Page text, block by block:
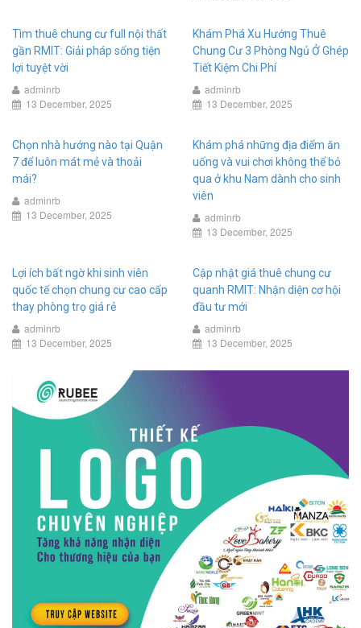
Tìm thuê chung cư full nội thất
gần RMIT: Giải pháp sống tiện
lợi tuyệt vời
adminrb
13 December, 2025
Khám Phá Xu Hướng Thuê
Chung Cư 3 Phòng Ngủ Ở Ghép
Tiết Kiệm Chi Phí
adminrb
13 December, 2025
Chọn nhà hướng nào tại Quận
7 để luôn mát mẻ và thoải
mái?
adminrb
13 December, 2025
Khám phá những địa điểm ăn
uống và vui chơi không thể bỏ
qua ở khu Nam dành cho sinh
viên
adminrb
13 December, 2025
Lợi ích bất ngờ khi sinh viên
quốc tế chọn chung cư cao cấp
thay phòng trọ giá rẻ
adminrb
13 December, 2025
Cập nhật giá thuê chung cư
quanh RMIT: Nhận diện cơ hội
đầu tư mới
adminrb
13 December, 2025